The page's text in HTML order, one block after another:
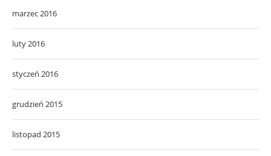
marzec 2016
luty 2016
styczeń 2016
grudzień 2015
listopad 2015